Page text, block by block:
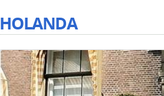
HOLANDA